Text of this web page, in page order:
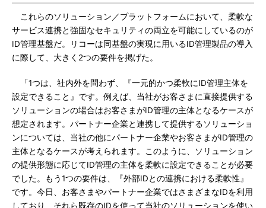
これらのソリューション／プラットフォームにおいて、柔軟な
サービス連携と強固なセキュリティの両立を可能にしているのが
ID管理基盤だ。リコーは同基盤の実現に用いるID管理製品の導入
に際して、大きく2つの要件を掲げた。
「1つは、社内外を問わず、『一元的かつ柔軟にID管理主体を
設定できること』です。例えば、当社がお客さまに直接提供する
ソリューションの場合はお客さまがID管理の主体となるケースが
想定されます。パートナー企業と連携して提供するソリューショ
ンについては、当社の他にパートナー企業やお客さまがID管理の
主体となるケースが考えられます。このように、ソリューション
の提供形態に応じてID管理の主体を柔軟に設定できることが必要
でした。もう1つの要件は、『外部IDとの連携における柔軟性』
です。今日、お客さまやパートナー企業ではさまざまなIDを利用
しており、それら既存のIDを使って当社のソリューションを使い